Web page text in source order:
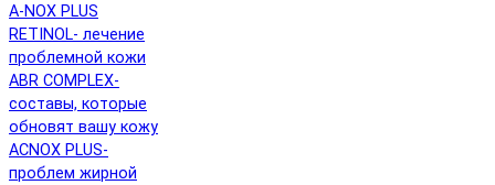
A-NOX PLUS
RETINOL- лечение
проблемной кожи
ABR COMPLEX-
составы, которые
обновят вашу кожу
ACNOX PLUS-
проблем жирной